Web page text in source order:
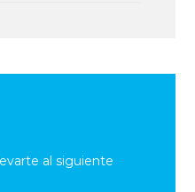
al siguiente